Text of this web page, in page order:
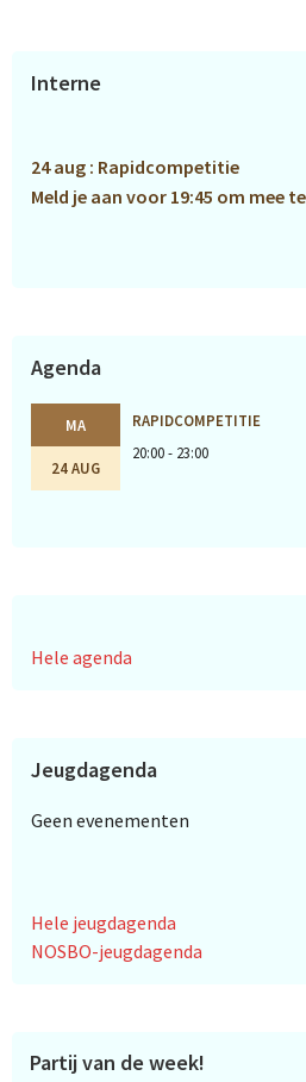
Primaire
Interne
24 aug : Rapidcompetitie
Meld je aan voor 19:45 om mee
Agenda
MA
24 AUG
RAPIDCOMPETITIE
20:00 - 23:00
Hele agenda
Jeugdagenda
Geen evenementen
Hele jeugdagenda
NOSBO-jeugdagenda
Partij van de week!